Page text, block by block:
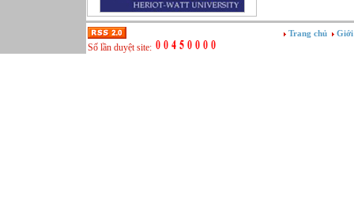
Vật tư - Hậu cần
Xây dựng
Số lần duyệt site:
Trang chủ Giới